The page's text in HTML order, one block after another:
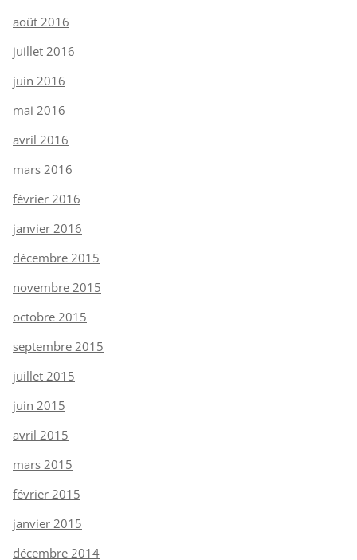
août 2016
juillet 2016
juin 2016
mai 2016
avril 2016
mars 2016
février 2016
janvier 2016
décembre 2015
novembre 2015
octobre 2015
septembre 2015
juillet 2015
juin 2015
avril 2015
mars 2015
février 2015
janvier 2015
décembre 2014